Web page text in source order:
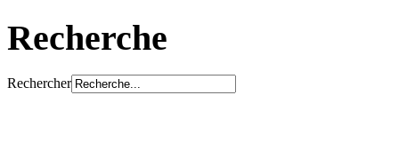
Recherche
Rechercher